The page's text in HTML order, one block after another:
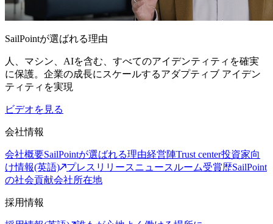
SailPointが選ばれる理由
人、マシン、AIを含む、すべてのアイデンティティを確実
に保護。企業の成長にスケールするアダプティブ アイデン
ティティを実現
ビデオを見る
会社情報
会社概要SailPointが選ばれる理由経営陣Trust center投資家向
け情報(英語)
プレスリリースニュースルーム受賞歴SailPoint
の社会貢献会社所在地
採用情報